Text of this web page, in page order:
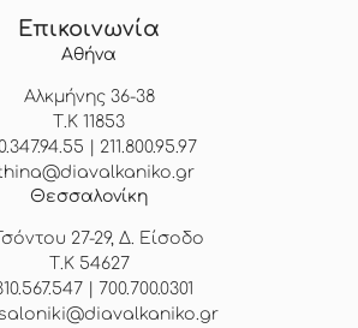
Γραμμάτων
Επικοινωνία
Αθήνα
Αλκμήνης 36-38
Τ.Κ 11853
| 211.800.95.97
Θεσσαλονίκη
27-29, Δ. Είσοδο
Τ.Κ 54627
| 700.700.0301